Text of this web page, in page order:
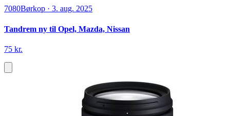
7080Børkop · 3. aug. 2025
Tandrem ny til Opel, Mazda, Nissan
75 kr.